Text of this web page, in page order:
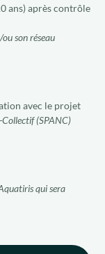
ans) après contrôle
son réseau
avec le projet
Collectif (SPANC)
qui sera